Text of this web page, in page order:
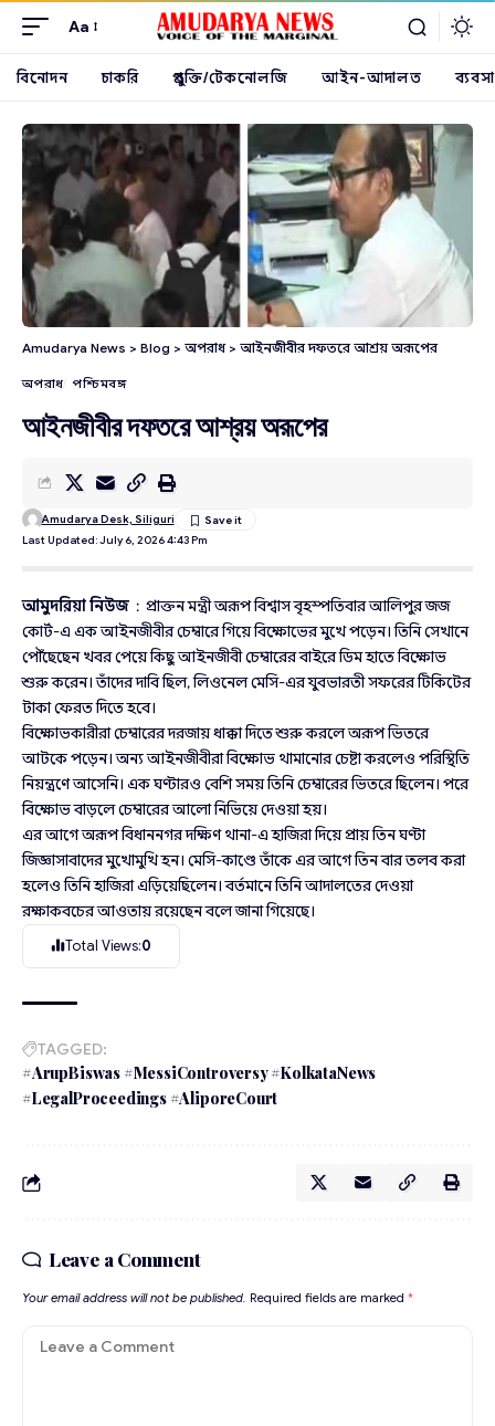
Aa
বিনোদন চাকরি প্রযুক্তি/টেকনোলজি আইন-আদালত ব্যবসা
Amudarya News > Blog > অপরাধ> আইনজীবীর দফতরে আশ্রয় অরূপের
অপরাধ পশ্চিমবঙ্গ
আইনজীবীর দফতরে আশ্রয় অরূপের
Last Updated: July 6, 2026 4:43 Pm
Amudarya Desk, Siliguri
আমুদরিয়া নিউজ : প্রাক্তন মন্ত্রী অরূপ বিশ্বাস বৃহস্পতিবার আলিপুর জজ
কোর্ট-এ এক আইনজীবীর চেম্বারে গিয়ে বিক্ষোভের মুখে পড়েন। তিনি সেখানে
পৌঁছেছেন খবর পেয়ে কিছু আইনজীবী চেম্বারের বাইরে ডিম হাতে বিক্ষোভ
শুরু করেন। তাঁদের দাবি ছিল, লিওনেল মেসি-এর যুবভারতী সফরের টিকিটের
টাকা ফেরত দিতে হবে।
বিক্ষোভকারীরা চেম্বারের দরজায় ধাক্কা দিতে শুরু করলে অরূপ ভিতরে
আটকে পড়েন। অন্য আইনজীবীরা বিক্ষোভ থামানোর চেষ্টা করলেও পরিস্থিতি
নিয়ন্ত্রণে আসেনি। এক ঘণ্টারও বেশি সময় তিনি চেম্বারের ভিতরে ছিলেন। পরে
বিক্ষোভ বাড়লে চেম্বারের আলো নিভিয়ে দেওয়া হয়।
এর আগে অরূপ বিধাননগর দক্ষিণ থানা-এ হাজিরা দিয়ে প্রায় তিন ঘণ্টা
জিজ্ঞাসাবাদের মুখোমুখি হন। মেসি-কাণ্ডে তাঁকে এর আগে তিন বার তলব করা
হলেও তিনি হাজিরা এড়িয়েছিলেন। বর্তমানে তিনি আদালতের দেওয়া
রক্ষাকবচের আওতায় রয়েছেন বলে জানা গিয়েছে।
Total Views:0
TAGGED:
#ArupBiswas #MessiControversy #KolkataNews
#LegalProceedings #AliporeCourt
Leave a Comment
Your email address will not be published. Required fields are marked *